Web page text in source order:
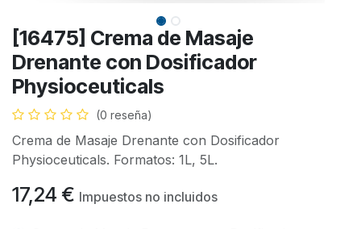
[16475] Crema de Masaje
Drenante con Dosificador
Physioceuticals
(0 reseña)
Crema de Masaje Drenante con Dosificador
Physioceuticals. Formatos: 1L, 5L.
17,24 € Impuestos no incluidos